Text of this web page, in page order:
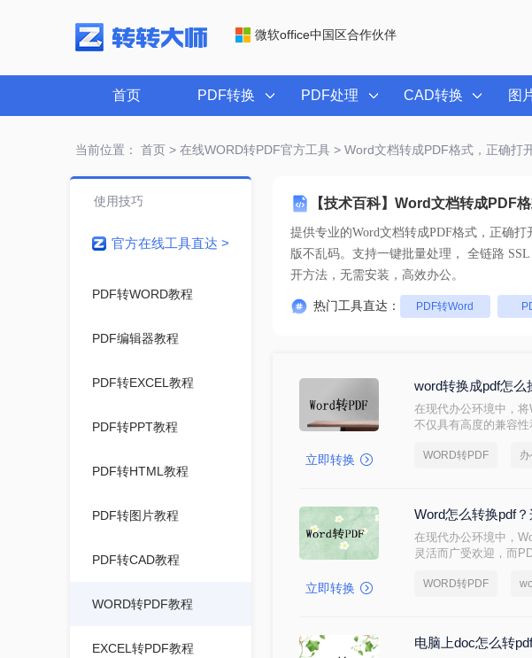
微软office中国区合作伙伴
首页 PDF转换 PDF处理 CAD转换 图
当前位置： 首页> 在线WORD转PDF官方工具> Word文档转成PDF格式，正确打
【技术百科】Word文档转成PDF
提供专业的Word文档转成PDF格式，正确打
版不乱码。支持一
开方法，无需安装，高效办公。
热门工具直达： PDF转Word
使用技巧
官方在线工具直达 >
PDF转WORD教程
PDF编辑器教程
PDF转EXCEL教程
PDF转PPT教程
PDF转HTML教程
PDF转图片教程
PDF转CAD教程
WORD转PDF教程
EXCEL转PDF教程
立即转换
word转换成pdf怎么
在现代办公环境中，
不仅具有高度的兼容
呢？下面将详细介绍
WORD转PDF
立即转换
Word怎么转换pdf
在现代办公环境中，
灵活而广受欢迎，而
用的Word转PDF的方
WORD转PDF
电脑上doc怎么转